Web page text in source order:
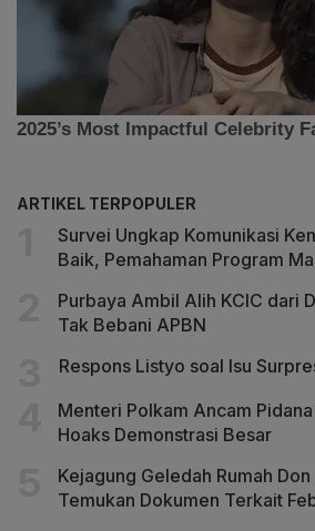
ARTIKEL TERPOPULER
Survei Ungkap Komunikasi
Baik, Pemahaman Program
Purbaya Ambil Alih KCIC dari
Tak Bebani APBN
Respons Listyo soal Isu
Menteri Polkam Ancam
Hoaks Demonstrasi Besar
Kejagung Geledah Rumah
Temukan Dokumen Terkait